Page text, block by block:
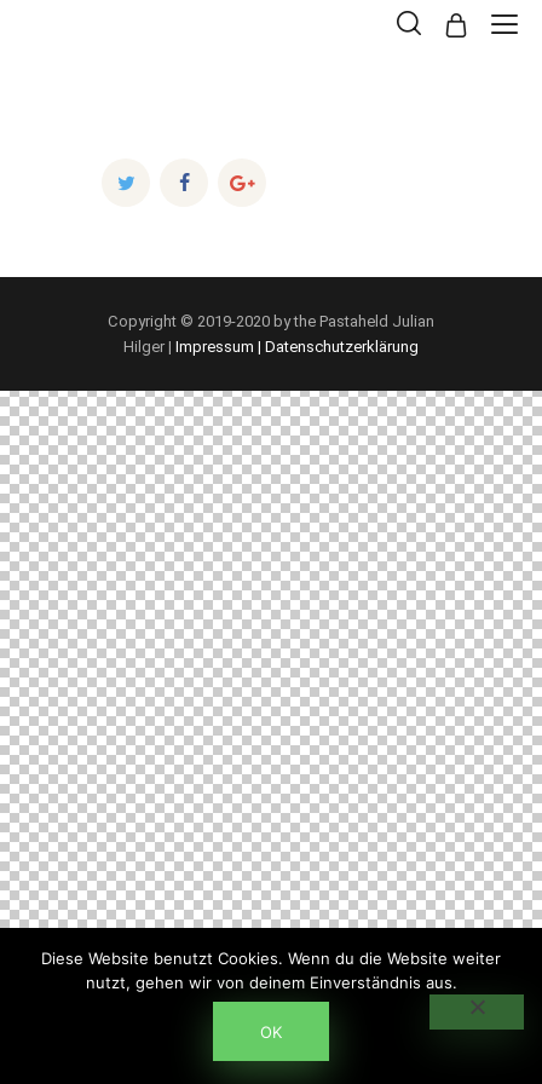
Copyright © 2019-2020 by the Pastaheld Julian
Hilger | Impressum | Datenschutzerklärung
Diese Website benutzt Cookies. Wenn du die Website weiter
nutzt, gehen wir von deinem Einverständnis aus.
OK